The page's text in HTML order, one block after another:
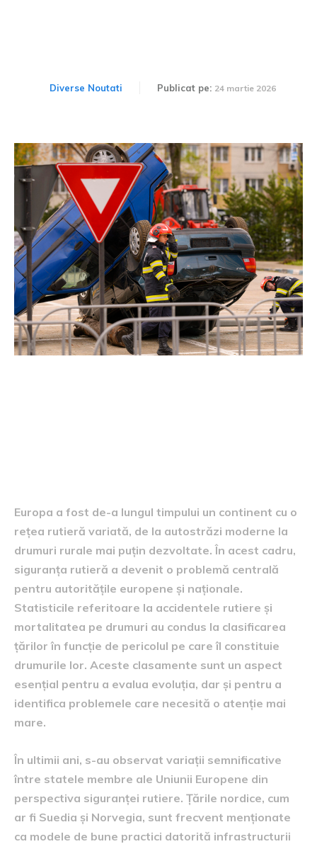
Diverse Noutati Publicat pe: 24 martie 2026
Europa a fost de-a lungul timpului un continent cu o
rețea rutieră variată, de la autostrăzi moderne la
drumuri rurale mai puțin dezvoltate. În acest cadru,
siguranța rutieră a devenit o problemă centrală
pentru autoritățile europene și naționale.
Statisticile referitoare la accidentele rutiere și
mortalitatea pe drumuri au condus la clasificarea
țărilor în funcție de pericolul pe care îl constituie
drumurile lor. Aceste clasamente sunt un aspect
esențial pentru a evalua evoluția, dar și pentru a
identifica problemele care necesită o atenție mai
mare.
În ultimii ani, s-au observat variații semnificative
între statele membre ale Uniunii Europene din
perspectiva siguranței rutiere. Țările nordice, cum
ar fi Suedia și Norvegia, sunt frecvent menționate
ca modele de bune practici datorită infrastructurii